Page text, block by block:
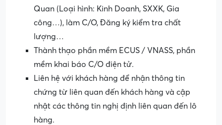
Quan (Loại hình: Kinh Doanh, SXXK, Gia
công…), làm C/O, Đăng ký kiểm tra chất
lượng…
Thành thạo phần mềm ECUS / VNASS, phần
mềm khai báo C/O điện tử.
Liên hệ với khách hàng để nhận thông tin
chứng từ liên quan đến khách hàng và cập
nhật các thông tin nghị định liên quan đến lô
hàng.